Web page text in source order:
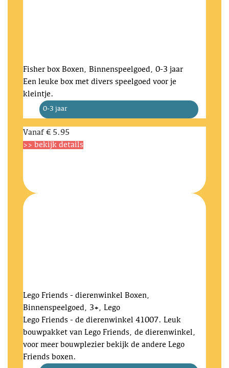
Fisher box Boxen, Binnenspeelgoed, 0-3 jaar
Een leuke box met divers speelgoed voor je
kleintje.
0-3 jaar
Vanaf € 5.95
>> bekijk details
Lego Friends - dierenwinkel Boxen,
Binnenspeelgoed, 3+, Lego
Lego Friends - de dierenwinkel 41007. Leuk
bouwpakket van Lego Friends, de dierenwinkel,
voor meer bouwplezier bekijk de andere Lego
Friends boxen.